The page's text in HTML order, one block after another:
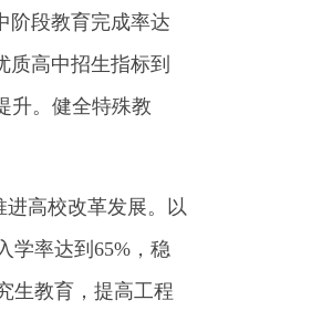
阶段教育完成率达
高中招生指标到
升。健全特殊教
高校改革发展。以
学率达到65%，稳
生教育，提高工程